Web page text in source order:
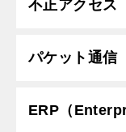
不正アクセス
パケット通信
ERP（